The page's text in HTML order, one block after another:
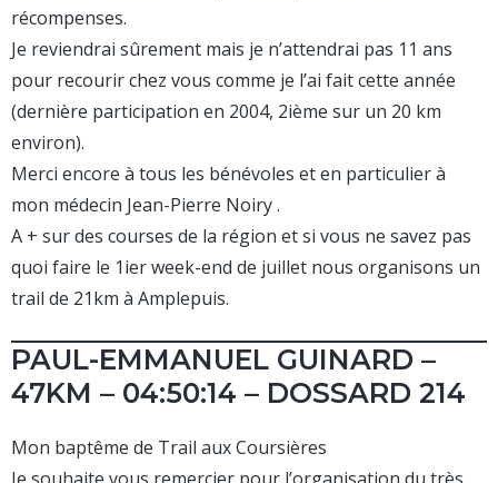
récompenses.
Je reviendrai sûrement mais je n’attendrai pas 11 ans
pour recourir chez vous comme je l’ai fait cette année
(dernière participation en 2004, 2ième sur un 20 km
environ).
Merci encore à tous les bénévoles et en particulier à
mon médecin Jean-Pierre Noiry .
A + sur des courses de la région et si vous ne savez pas
quoi faire le 1ier week-end de juillet nous organisons un
trail de 21km à Amplepuis.
PAUL-EMMANUEL GUINARD –
47KM – 04:50:14 – DOSSARD 214
Mon baptême de Trail aux Coursières